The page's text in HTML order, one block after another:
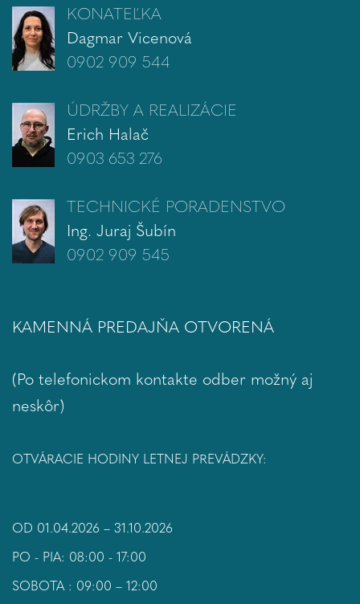
KONATEĽKA
Dagmar Vicenová
0902 909 544
ÚDRŽBY A REALIZÁCIE
Erich Halač
0903 653 276
TECHNICKÉ PORADENSTVO
Ing. Juraj Šubín
0902 909 545
KAMENNÁ PREDAJŇA OTVORENÁ
(Po telefonickom kontakte odber možný aj
neskôr)
OTVÁRACIE HODINY LETNEJ PREVÁDZKY:
OD 01.04.2026 – 31.10.2026
PO - PIA: 08:00 - 17:00
SOBOTA : 09:00 – 12:00